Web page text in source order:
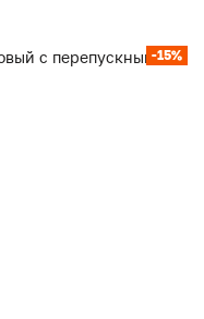
-15%